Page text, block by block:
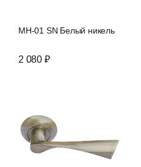
MH-01 SN Белый никель
2 080 ₽